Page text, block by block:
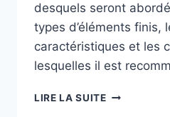
desquels seront
types d’éléments finis,
caractéristiques et les
lesquelles il est
LIRE LA SUITE